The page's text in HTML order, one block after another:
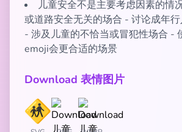
儿童安全不是主要考虑因素的情
或道路安全无关的场合 - 讨论成年
- 涉及儿童的不恰当或冒犯性场合 -
emoji会更合适的场景
Download 表情图片